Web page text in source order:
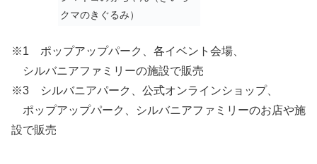
クマのきぐるみ）
※1 ポップアップパーク、各イベント会場、
シルバニアファミリーの施設で販売
※3 シルバニアパーク、公式オンラインショップ、
ポップアップパーク、シルバニアファミリーのお店や施
設で販売